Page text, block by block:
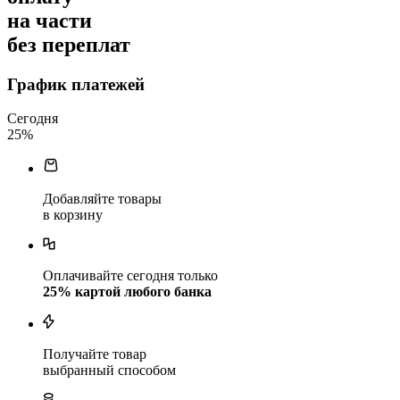
на части
без переплат
График платежей
Сегодня
25%
Добавляйте товары
в корзину
Оплачивайте сегодня только
25% картой любого банка
Получайте товар
выбранный способом